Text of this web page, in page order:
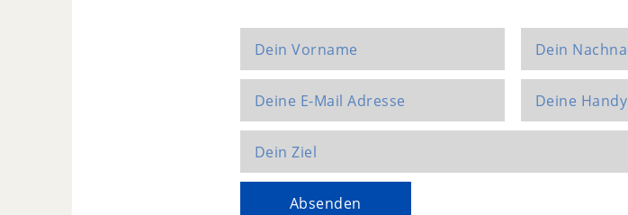
Absenden